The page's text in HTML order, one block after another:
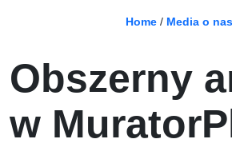
Home / Media o nas
Obszerny
w